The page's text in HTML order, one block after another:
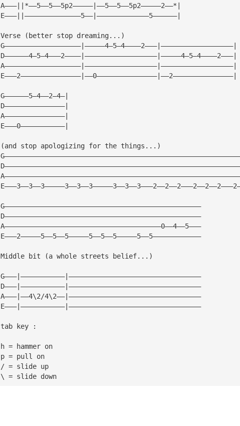
A———||*——5——5——5p2—————|——5——5——5p2—————2——*|
E———||——————————————5——|—————————————5——————|
Verse (better stop dreaming...)
G———————————————————|—————4—5—4————2———|——————————————————|
D——————4—5—4———2————|——————————————————|—————4—5—4————2———|
A———————————————————|——————————————————|——————————————————|
E———2———————————————|——0———————————————|——2———————————————|
G——————5—4——2—4—|
D———————————————|
A———————————————|
E———0———————————|
(and stop apologizing for the
G—————————————————————————————————————————————————
D—————————————————————————————————————————————————
A———————————————————————————————————————0——4——5———
E———2—————5——5——5—————5——5——5—————5——5————————————
Middle bit (a whole streets belief...)
G———|———————————|—————————————————————————————————
D———|———————————|—————————————————————————————————
A———|——4\2/4\2——|—————————————————————————————————
E———|———————————|—————————————————————————————————
tab key :
h = hammer on
p = pull on
/ = slide up
\ = slide down